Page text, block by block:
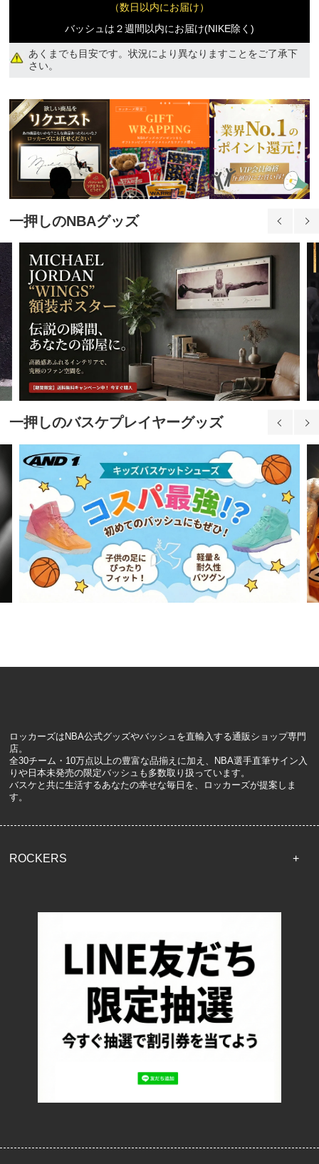
（数日以内にお届け）
バッシュは２週間以内にお届け(NIKE除く)
あくまでも目安です。状況により異なりますことをご了承下
さい。
一押しのNBAグッズ
一押しのバスケプレイヤーグッズ
29.0cm
29.5cm
20,700円(税込)
30.0cm
20,700円(税込)
20,700円(税込)
32.0cm
20,700円(税込)
20,700円(税込)
35.0cm
20,700円(税込)
ロッカーズはNBA公式グッズやバッシュを直輸入する通販ショップ専門
店。
全30チーム・10万点以上の豊富な品揃えに加え、NBA選手直筆サイン入
りや日本未発売の限定バッシュも多数取り扱っています。
バスケと共に生活するあなたの幸せな毎日を、ロッカーズが提案しま
す。
ROCKERS
配送・送料について
返品について
お支払い方法について
特定商取引法に基づく表記
プライバシーポリシー
ロッカーズについて